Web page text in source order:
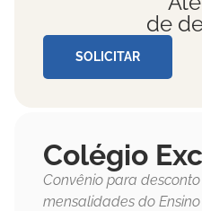
de
SOLICITAR
Colégio
Convênio para
mensalidades do